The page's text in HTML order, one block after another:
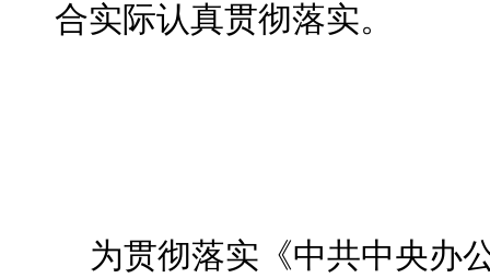
合实际认真贯彻落实。
为贯彻落实《中共中央办